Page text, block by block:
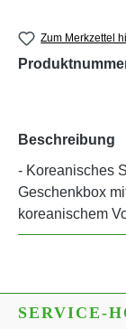
Zum Merkzettel
Beschreibung
- Koreanisches
Geschenkbox
koreanischem
SERVICE-